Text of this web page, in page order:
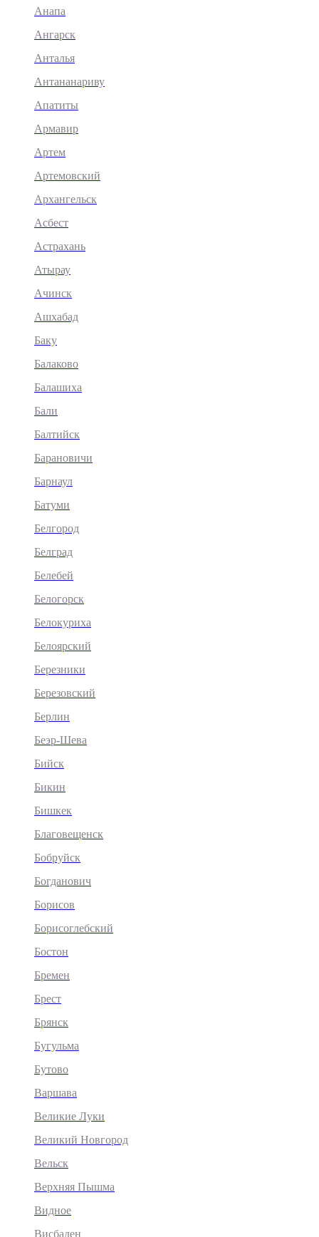
Анапа
Ангарск
Анталья
Антананариву
Апатиты
Армавир
Артем
Артемовский
Архангельск
Асбест
Астрахань
Атырау
Ачинск
Ашхабад
Баку
Балаково
Балашиха
Бали
Балтийск
Барановичи
Барнаул
Батуми
Белгород
Белград
Белебей
Белогорск
Белокуриха
Белоярский
Березники
Березовский
Берлин
Беэр-Шева
Бийск
Бикин
Бишкек
Благовещенск
Бобруйск
Богданович
Борисов
Борисоглебский
Бостон
Бремен
Брест
Брянск
Бугульма
Бутово
Варшава
Великие Луки
Великий Новгород
Вельск
Верхняя Пышма
Видное
Висбаден